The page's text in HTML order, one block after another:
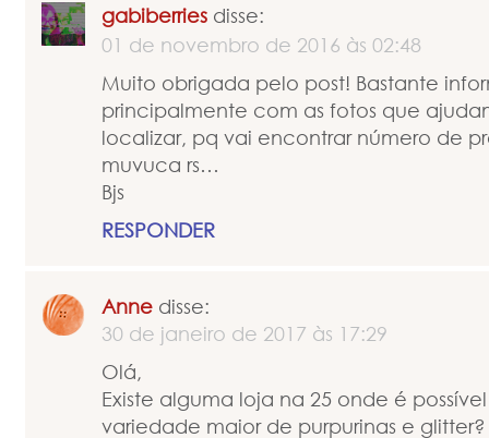
gabiberries disse:
01 de novembro de 2016 às 02:48
Muito obrigada pelo post! Bastante
principalmente com as fotos que
localizar, pq vai encontrar número de
muvuca rs…
Bjs
RESPONDER
Anne disse:
30 de janeiro de 2017 às 17:29
Olá,
Existe alguma loja na 25 onde é
variedade maior de purpurinas e